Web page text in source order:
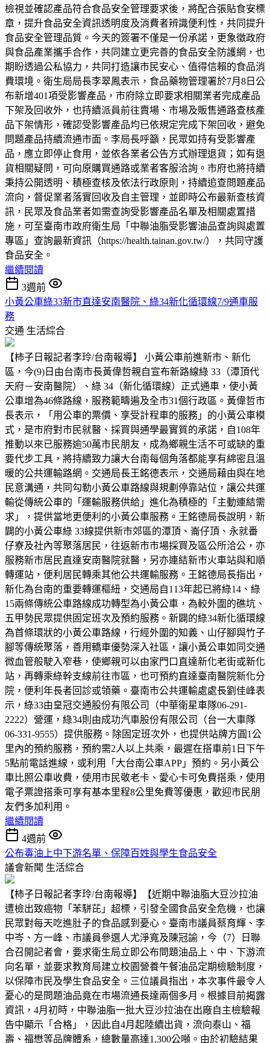
檢視並確認產品符合食品安全管理要求後，將配合張貼食安標
章，提升食品安全資訊透明度及消費者辨識便利性，共同提升
食品安全管理品質。今天的簽署不僅是一份承諾，更象徵政府
與食品產業攜手合作，共同建立更完善的食品安全防護網，也
期盼透過公私協力，共同打造讓市民安心、值得信賴的食品消
費環境。衛生局局長李翠鳳表示，食品藥物管理署於7月8日公
布新增401項受影響產品，市府除立即要求相關業者完成產品
下架及回收外，也持續派員前往賣場、市場及販售通路查核產
品下架情形，確認受影響產品均已依規定完成下架回收，避免
問題產品持續流通市面。李局長呼籲，民眾如持有受影響產
品，應立即停止食用，並依各業者公告方式辦理退貨；如有退
貨相關疑問，可向原購買通路或業者客服洽詢。市府也將持續
秉持公開透明、積極查核及依法行政原則，持續追查問題產品
流向，督促業者落實回收及自主管理，並即時公布最新查核資
訊，民眾及食品業者如需查詢受影響產品名單及相關處置措
施，可至臺南市政府衛生局「中聯油脂受影響油品查詢與處置
專區」查詢最新資訊（https://health.tainan.gov.tw/），共同守護
食品安全。
繼續閱讀
3週前
小黃公車綠33新市直達安南醫院、綠34新化循環線7/9通車服
務
交通 生活綜合
【柿子日報記者李玲/台南報導】 小黃公車前進新市、新化
區，今(9)日由台南市長黃偉哲親自宣布新路線綠 33（潭頂代
天府－安南醫院）、綠 34（新化循環線）正式通車，使小黃
公車增為46條路線，服務範疇遍及全市31個行政區。黃偉哲市
長表示，「用公車的票價、享受計程車的服務」的小黃公車模
式，是市府對市民就醫、採買與通學最實質的承諾，自108年
推動以來已服務逾50萬市民朋友，成為鄉親生活不可或缺的重
要代步工具，將持續致力讓大台南每個角落都能享有綿密且溫
暖的公共運輸路網。交通局長王銘德表示，交通局藉由與在地
民意溝通，共同勾勒小黃公車路線與規劃停靠站位，讓公共運
輸從傳統公車的「運輸服務供給」進化為積極的「主動連結需
求」，提供當地更便利的小黃公車服務。王銘德局長說明，新
闢的小黃公車綠 33線提供新市郊區的潭頂、崙仔頂、永就番
仔寮及社內等聚落居民，往返新市市場採買及區公所洽公，亦
服務新市居民直達安南醫院就醫，另亦連結新市火車站與和順
轉運站，便利居民轉乘其他公共運輸服務。王銘德局長指出，
新化為台南的重要轉運樞紐，交通局自113年起已將綠14、綠
15兩條傳統公車路線成功轉型為小黃公車，為較外圍的礁坑、
五甲勢民眾提供固定班次及預約服務。新闢的綠34新化循環線
為首條環狀的小黃公車路線，行經外圍的知義、山仔腳與竹子
腳等傳統聚落，善用轎車優勢深入社區，讓小黃公車如同交通
微血管般駛入窄巷，使鄉親可以由家門口直達新化老街或新化
站，再轉乘綠幹支線前往市區，也可預約直達臺南醫院新化分
院，便利年長者回診或領藥。臺南市公共運輸處處長劉佳峰表
示，綠33由皇冠交通股份有限公司（中華衛星車隊06-291-
2222）營運，綠34則由成功汽車股份有限公司（台一大車隊
06-331-9555）提供服務。除固定班次外，也提供站牌方圓1公
里內的預約服務，預約需2人以上共乘，最遲在搭車前1日下午
5點前電話進線，或利用「大台南公車APP」預約。另小黃公
車比照公車收費，使用市民敬老卡、愛心卡可免費搭乘，使用
電子票證搭乘可享有基本里程8公里免費等優惠，歡迎市民朋
友們多加利用。
繼續閱讀
4週前
公布毒油上中下游名單、保障百姓與學生食品安全
議會新聞 生活綜合
【柿子日報記者李玲/台南報導】【近期中聯油脂大豆沙拉油
遭檢出致癌物「苯駢芘」超標，引發全國食品安全危機，也讓
民眾對每天吃進肚子的食品感到憂心。臺南市議員蔡育輝、李
中岑、方一峰、市議員參選人尤淨寬及陳冠諭，今（7）日聯
合召開記者會，要求衛生局立即公布問題油品上、中、下游流
向名單，並要求教育局建立校園營養午餐油品定期檢驗制度，
以保障市民及學生食品安全。三位議員指出，本次事件最令人
憂心的是問題油品竟在市場流通長達兩個多月。根據目前揭露
資訊，4月初時，中聯油脂一批大豆沙拉油在出廠自主檢驗報
告中顯示「合格」，因此自4月起陸續出貨，流向泰山、福
壽、福懋等品牌體系，總數量高達1,300公噸。由於初驗結果